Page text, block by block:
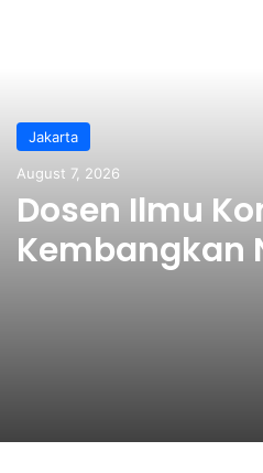
Jakarta
August 7, 2026
Dosen Ilmu
Kembangkan